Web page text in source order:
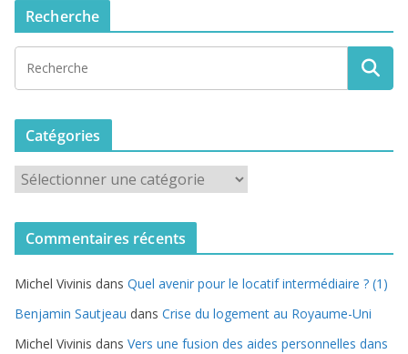
Recherche
Catégories
t
o
r
i
Commentaires récents
Michel Vivinis dans Quel avenir pour le locatif intermédiaire ? (1)
Benjamin Sautjeau dans Crise du logement au Royaume-Uni
Michel Vivinis dans Vers une fusion des aides personnelles dans